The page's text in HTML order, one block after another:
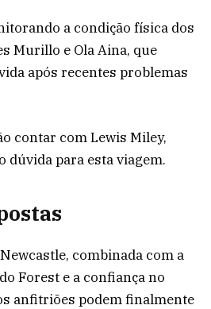
a condição física dos
Murillo e Ola Aina, que
após recentes problemas
contar com Lewis Miley,
dúvida para esta viagem.
combinada com a
Forest e a confiança no
anfitriões podem finalmente